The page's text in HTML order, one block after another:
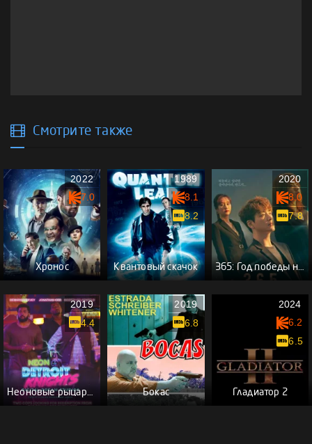
Смотрите также
Хронос
2022
7.0
Квантовый скачок
1989
8.1
8.2
365: Год победы над судьбой
2020
8.0
7.8
Неоновые рыцари Детройта
2019
4.4
Бокас
2019
6.8
Гладиатор 2
2024
6.2
6.5